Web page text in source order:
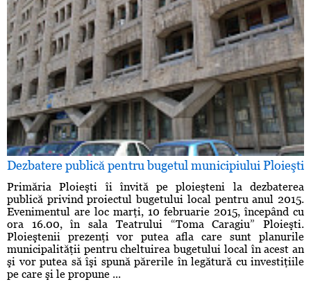
Dezbatere publică pentru bugetul municipiului Ploieşti
Primăria Ploieşti îi învită pe ploieşteni la dezbaterea
publică privind proiectul bugetului local pentru anul 2015.
Evenimentul are loc marţi, 10 februarie 2015, începând cu
ora 16.00, în sala Teatrului “Toma Caragiu” Ploieşti.
Ploieştenii prezenţi vor putea afla care sunt planurile
municipalităţii pentru cheltuirea bugetului local în acest an
şi vor putea să îşi spună părerile în legătură cu investiţiile
pe care şi le propune ...